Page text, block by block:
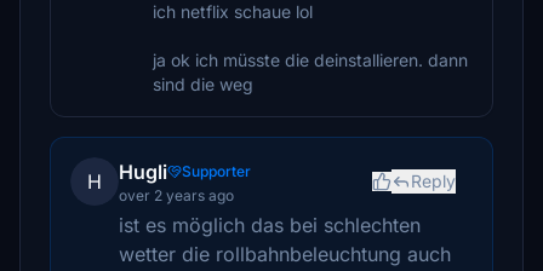
ich netflix schaue lol
ja ok ich müsste die deinstallieren. dann
sind die weg
H Hugli
Supporter
over 2 years ago
Reply
ist es möglich das bei schlechten
wetter die rollbahnbeleuchtung auch